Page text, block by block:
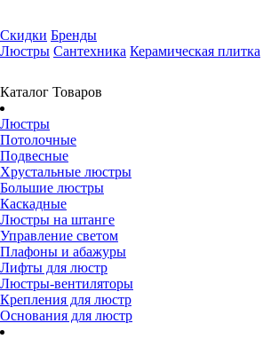
Скидки Бренды
Люстры Сантехника Керамическая плитка
Каталог Товаров
Люстры
Потолочные
Подвесные
Хрустальные люстры
Большие люстры
Каскадные
Люстры на штанге
Управление светом
Плафоны и абажуры
Лифты для люстр
Люстры-вентиляторы
Крепления для люстр
Основания для люстр